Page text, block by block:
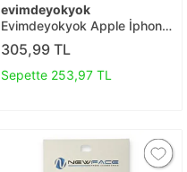
evimdeyokyok
Evimdeyokyok Apple İphone
13 Pro Max 3d Antistatik
Cam Ekran Koruyucu T20
305,99 TL
Sepette 253,97 TL